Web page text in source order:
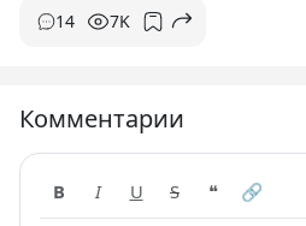
14 7K
Комментарии
B I U S ❝ 🔗